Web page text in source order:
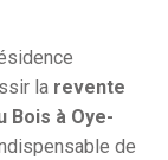
la revente
Bois à Oye-
de